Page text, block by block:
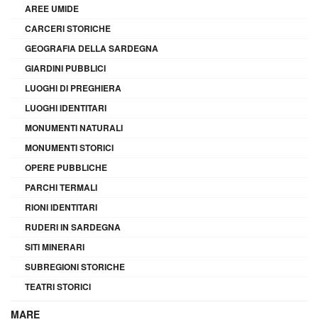
AREE UMIDE
CARCERI STORICHE
GEOGRAFIA DELLA SARDEGNA
GIARDINI PUBBLICI
LUOGHI DI PREGHIERA
LUOGHI IDENTITARI
MONUMENTI NATURALI
MONUMENTI STORICI
OPERE PUBBLICHE
PARCHI TERMALI
RIONI IDENTITARI
RUDERI IN SARDEGNA
SITI MINERARI
SUBREGIONI STORICHE
TEATRI STORICI
MARE